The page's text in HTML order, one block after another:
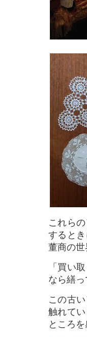
これら
すると
董商の世
「買い
なら繕っ
この古
触れて
ところ